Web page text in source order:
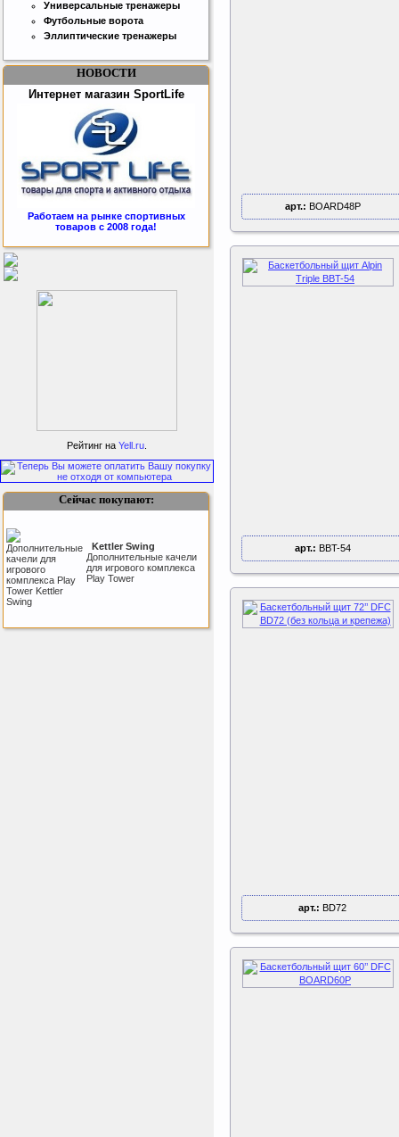
арт.: BOARD48P
арт.: BBT-54
арт.: BD72
Универсальные тренажеры
Футбольные ворота
Эллиптические тренажеры
НОВОСТИ
Интернет магазин SportLife
Работаем на рынке спортивных
товаров с 2008 года!
SportLife
Как заставить женщину
заниматся спортом?
Рейтинг на Yell.ru
Сейчас покупают:
Kettler Swing
Дополнительные качели
для игрового комплекса
Play Tower